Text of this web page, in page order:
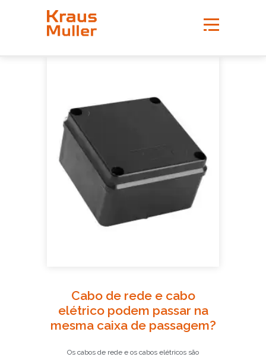
Cabo de rede e cabo
elétrico podem passar na
mesma caixa de passagem?
Os cabos de rede e os cabos elétricos são